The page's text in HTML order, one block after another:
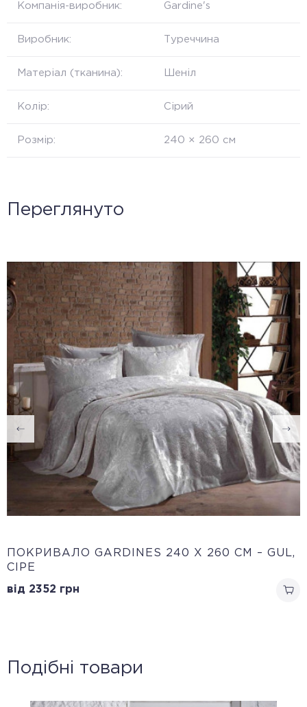
Компанія-виробник: Gardine's
Виробник: Туреччина
Матеріал (тканина): Шеніл
Колір: Сірий
Розмір: 240 × 260 см
Переглянуто
ПОКРИВАЛО GARDINES 240 X 260 СМ – GUL,
СІРЕ
від 2352 грн
Подібні товари